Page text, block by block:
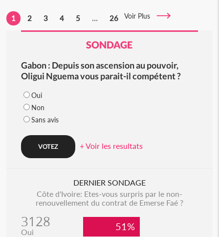
1 2 3 4 5 ... 26 Voir Plus
SONDAGE
Gabon : Depuis son ascension au pouvoir,
Oligui Nguema vous parait-il compétent ?
Oui
Non
Sans avis
+ Voir les resultats
DERNIER SONDAGE
Côte d'Ivoire: Etes-vous surpris par le non-
renouvellement du contrat de Emerse Faé ?
3128
Oui 51%